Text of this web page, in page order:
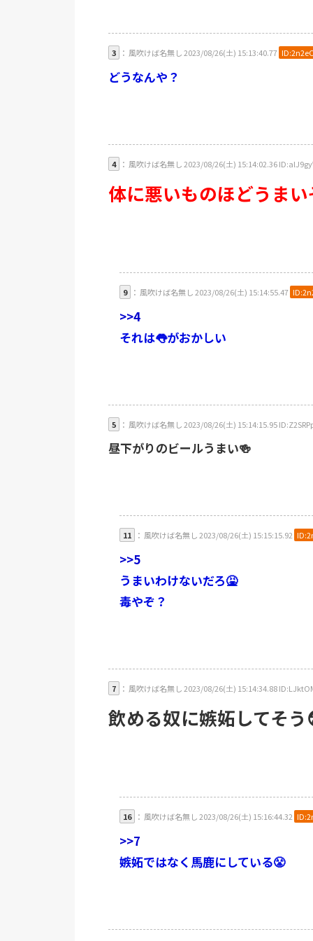
3 ： 風吹けば名無し 2023/08/26(土) 15:13:40.77
どうなんや？
4 ： 風吹けば名無し 2023/08/26(土) 15:14:02.36
体に悪いものほどうまい
9 ： 風吹けば名無し 2023/08/26(土) 15:14:55.47
>>4
それは👅がおかしい
5 ： 風吹けば名無し 2023/08/26(土) 15:14:15.95
昼下がりのビールうまい🍻
11 ： 風吹けば名無し 2023/08/26(土) 15:15:15.92
>>5
うまいわけないだろ🤮
毒やぞ？
7 ： 風吹けば名無し 2023/08/26(土) 15:14:34.88
飲める奴に嫉妬してそう
16 ： 風吹けば名無し 2023/08/26(土) 15:16:44.32
>>7
嫉妬ではなく馬鹿にしている😤